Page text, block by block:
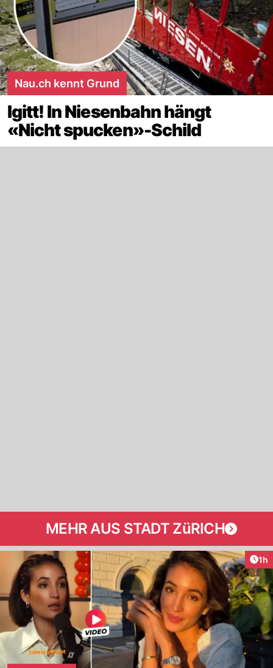
Nau.ch kennt Grund
Igitt! In Niesenbahn hängt
«Nicht spucken»-Schild
MEHR AUS STADT ZüRICH
1h